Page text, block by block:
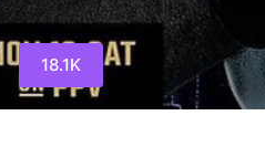
18.1K